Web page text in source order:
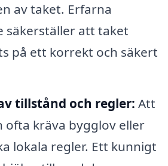
av taket. Erfarna
säkerställer att taket
på ett korrekt och säkert
tillstånd och regler: Att
ofta kräva bygglov eller
lokala regler. Ett kunnigt